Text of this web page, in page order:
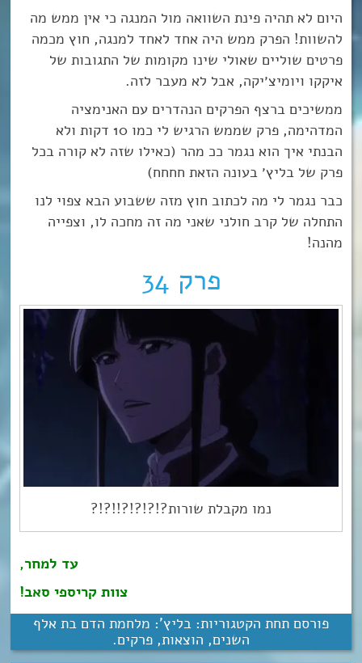
היום לא תהיה פינת השוואה מול המנגה כי אין ממש מה
להשוות! הפרק ממש היה אחד לאחד למנגה, חוץ מכמה
פרטים שוליים שאולי שינו מקומות של התגובות של
איקקו ויומיצ׳יקה, אבל לא מעבר לזה.
ממשיכים ברצף הפרקים הנהדרים עם האנימציה
המדהימה, פרק שממש הרגיש לי כמו 10 דקות ולא
הבנתי איך הוא נגמר ככ מהר (כאילו שזה לא קורה בכל
פרק של בליץ׳ בעונה הזאת חחחח)
כבר נגמר לי מה לכתוב חוץ מזה ששבוע הבא צפוי לנו
התחלה של קרב חולני שאני מה זה מחכה לו, וצפייה
מהנה!
פרק 34
נמו מקבלת שורות?!?!?!?!!?!?
עד למחר,
צוות קריספי סאב!
פורסם תחת הקטגוריות: בליץ': מלחמת הדם בת אלף
השנים, הוצאות, פרקים.